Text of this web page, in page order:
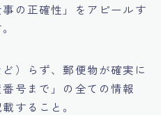
の正確性」をアピールす
）らず、郵便物が確実に
号まで」の全ての情報
すること。